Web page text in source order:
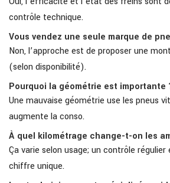
contrôle technique.
Vous vendez une seule marque de
Non, l’approche est de proposer une
(selon disponibilité).
Pourquoi la géométrie est importante
Une mauvaise géométrie use les pneus
augmente la conso.
À quel kilométrage change-t-on les
Ça varie selon usage; un contrôle régulier
chiffre unique.